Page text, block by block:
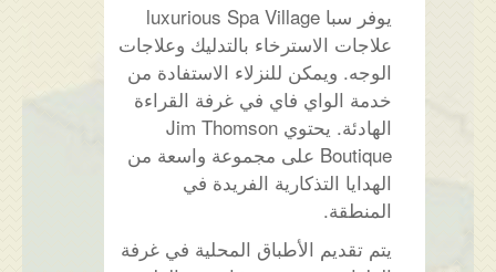
يوفر سبا luxurious Spa Village
علاجات الاسترخاء بالتدليك وعلاجات
الوجه. ويمكن للنزلاء الاستفادة من
خدمة الواي فاي في غرفة القراءة
الهادئة. يحتوي Jim Thomson
Boutique على مجموعة واسعة من
الهدايا التذكارية الفريدة في
المنطقة.
يتم تقديم الأطباق المحلية في غرفة